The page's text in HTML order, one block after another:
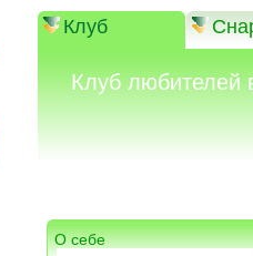
Клуб
Клуб любителей
О себе